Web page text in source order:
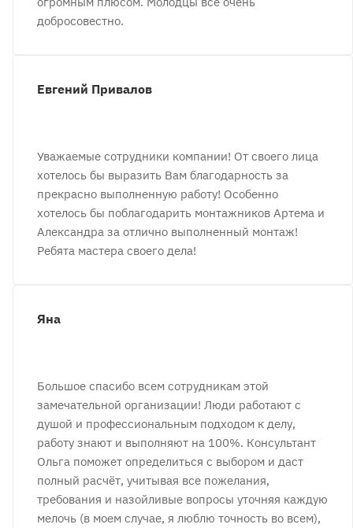
добросовестно.
Евгений Привалов
Уважаемые сотрудники компании! От своего лица
хотелось бы выразить Вам благодарность за
прекрасно выполненную работу! Особенно
хотелось бы поблагодарить монтажников Артема и
Александра за отлично выполненный монтаж!
Ребята мастера своего дела!
Яна
Большое спасибо всем сотрудникам этой
замечательной организации! Люди работают с
душой и профессиональным подходом к делу,
работу знают и выполняют на 100%. Консультант
Ольга поможет определиться с выбором и даст
полный расчёт, учитывая все пожелания,
требования и назойливые вопросы уточняя каждую
мелочь (в моем случае, я люблю точность во всем),